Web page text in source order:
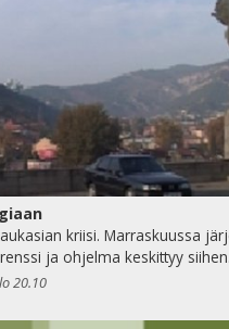
kriisi. Marraskuussa
ja ohjelma keskittyy siihen.
20.10